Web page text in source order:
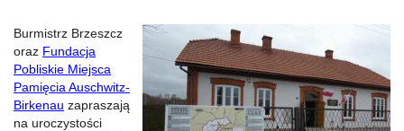
Burmistrz Brzeszcz
oraz Fundacja
Pobliskie Miejsca
Pamięcia Auschwitz-
Birkenau zapraszają
na uroczystości